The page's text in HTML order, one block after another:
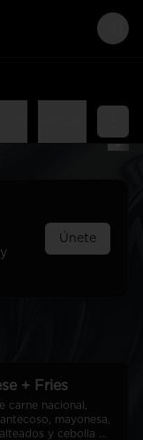
Únete
+ Fries
carne nacional,
mayonesa,
y cebolla